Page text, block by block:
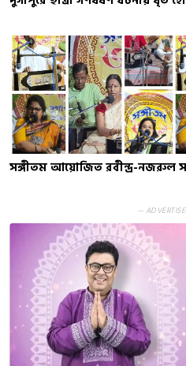
সঙ্গীতম আয়োজিত রবীন্দ্র-নজরুল
—